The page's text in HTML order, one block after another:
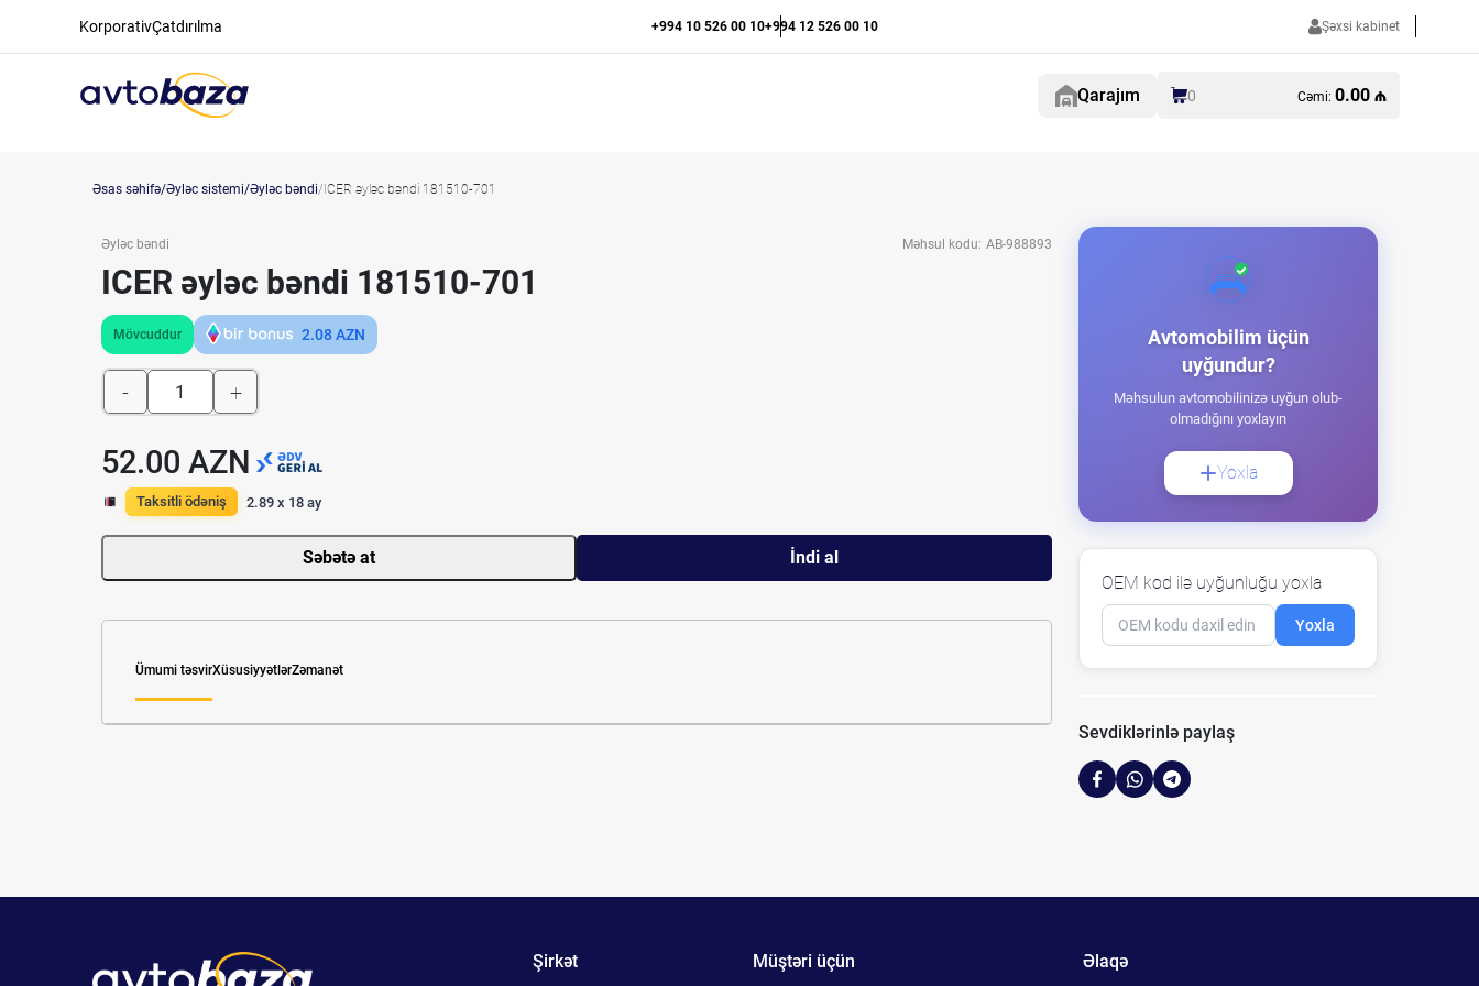
KorporativÇatdırılma +994 10 526 00 10+994 12 526 00 10 Şəxsi kabinet
Qarajım 0 Cəmi: 0.00 ₼
Əsas səhifə Əyləc sistemi Əyləc bəndi ICER əyləc bəndi 181510-701
Əyləc bəndi Məhsul kodu: AB-988893
ICER əyləc bəndi 181510-701
Mövcuddur 2.08 AZN
- +
52.00 AZN
Taksitli ödəniş 2.89 x 18 ay
Səbətə at İndi al
Ümumi təsvirXüsusiyyətlərZəmanət
Avtomobilim üçün
uyğundur?
Məhsulun avtomobilinizə uyğun olub-
olmadığını yoxlayın
Yoxla
OEM kod ilə uyğunluğu yoxla
Yoxla
Sevdiklərinlə paylaş
Şirkət Müştəri üçün Əlaqə